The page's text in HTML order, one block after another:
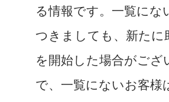
る情報です。一覧にな
つきましても、新たに
を開始した場合がござ
で、一覧にないお客様